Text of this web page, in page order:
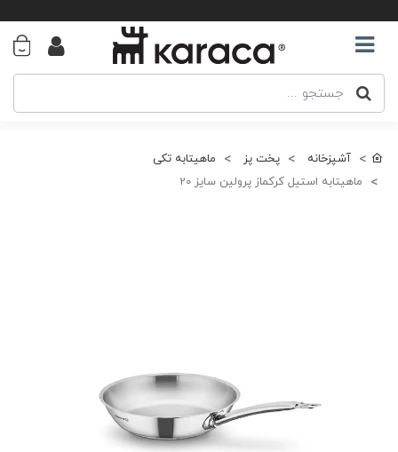
آشپزخانه پخت پز
ماهیتابه تکی
ماهیتابه استیل کرکماز پرولین سایز 20